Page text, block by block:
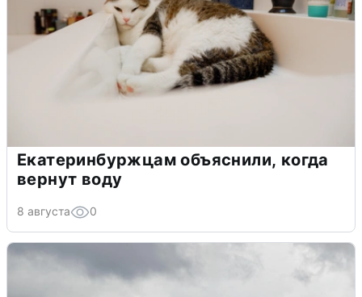
Екатеринбуржцам объяснили, когда
вернут воду
8 августа 0